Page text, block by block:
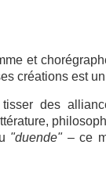
et
créations est
des
"duende" – ce